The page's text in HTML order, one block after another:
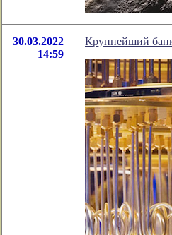
30.03.2022
14:59
Крупнейший